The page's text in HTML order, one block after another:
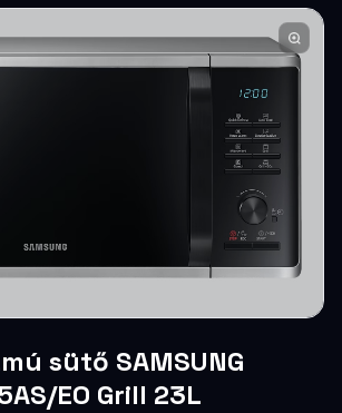
sütő SAMSUNG
EO Grill 23L